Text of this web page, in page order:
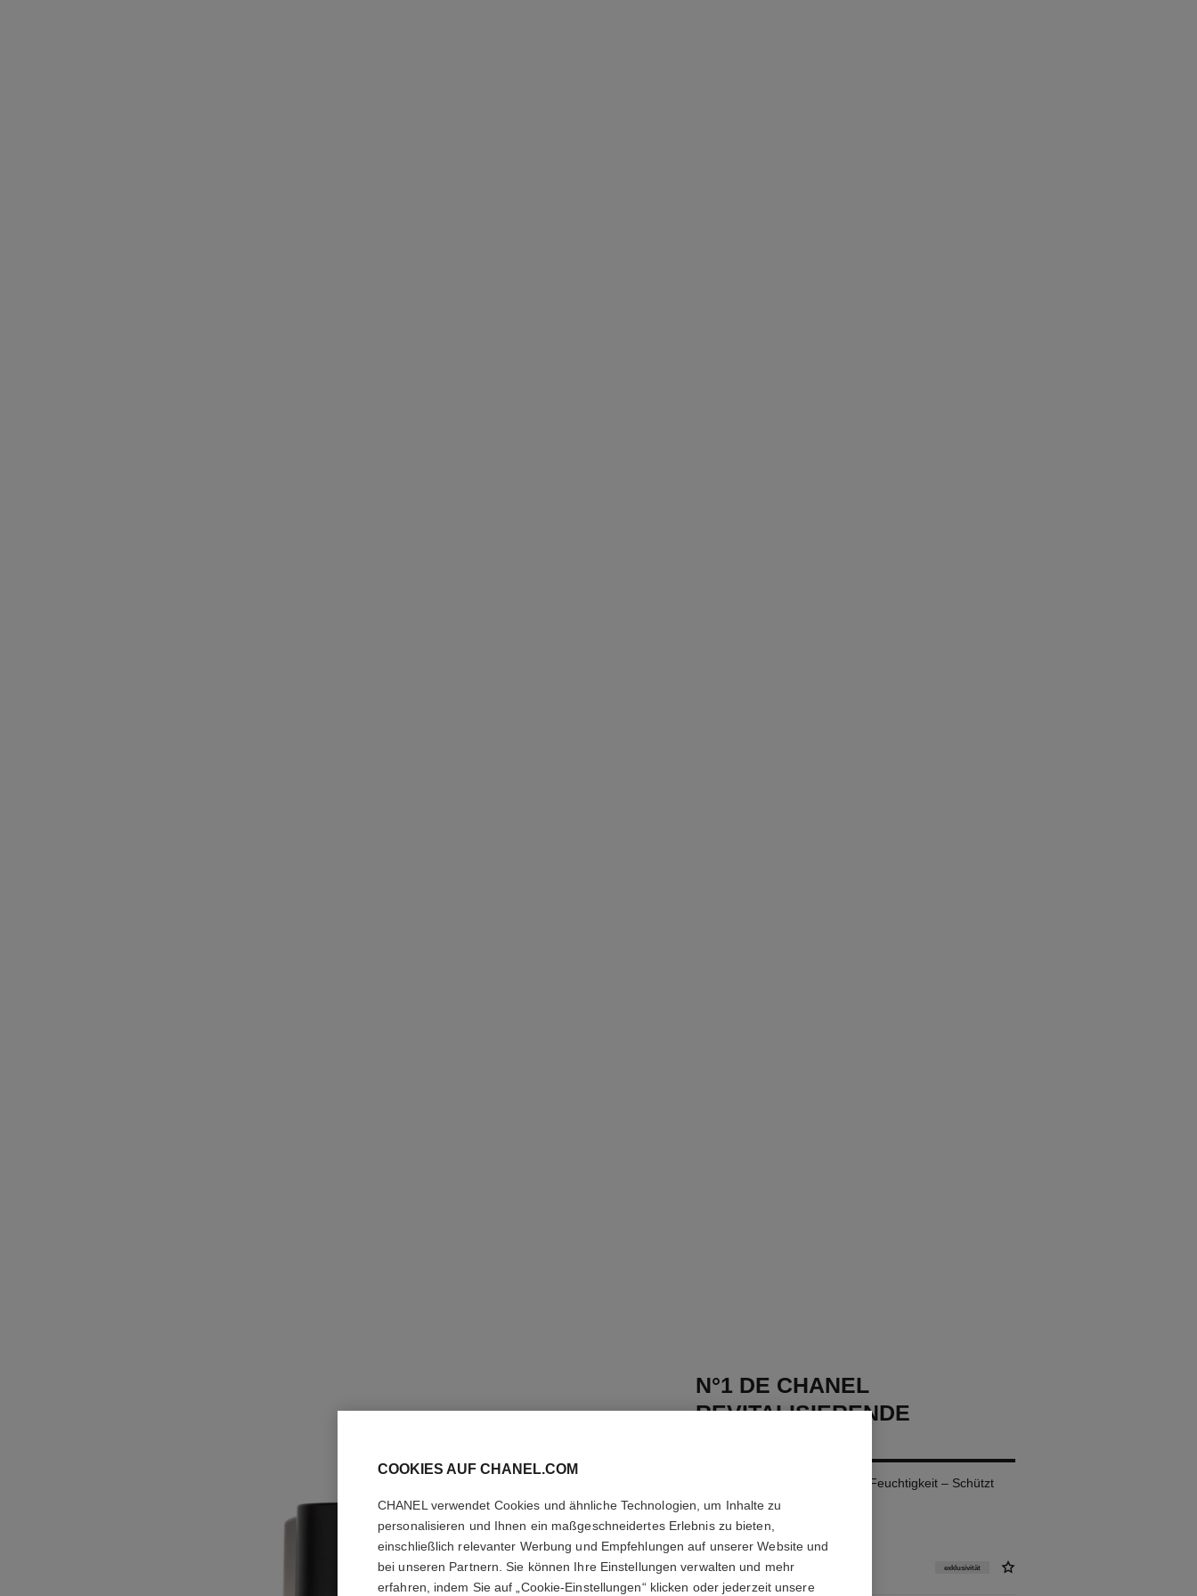
N°1 DE CHANEL
REVITALISIERENDE
Verleiht Leuchtkraft – Spendet Feuchtigkeit – Schützt
Weitere Details
Ref. 145787
75 € exklusivität
COOKIES AUF CHANEL.COM
CHANEL verwendet Cookies und ähnliche Technologien, um Inhalte zu
personalisieren und Ihnen ein maßgeschneidertes Erlebnis zu bieten,
einschließlich relevanter Werbung und Empfehlungen auf unserer Website und
bei unseren Partnern. Sie können Ihre Einstellungen verwalten und mehr
erfahren, indem Sie auf „Cookie-Einstellungen“ klicken oder jederzeit unsere